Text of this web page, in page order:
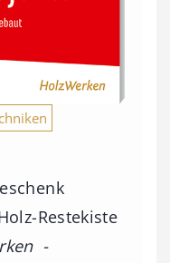
Restekiste
-